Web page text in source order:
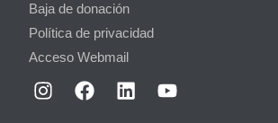
Baja de donación
Política de privacidad
Acceso Webmail